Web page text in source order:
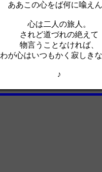
ああこの心をば何に喩えん
心は二人の旅人。
されど道づれの絶えて
物言うことなければ、
わが心はいつもかく寂しきな
♪